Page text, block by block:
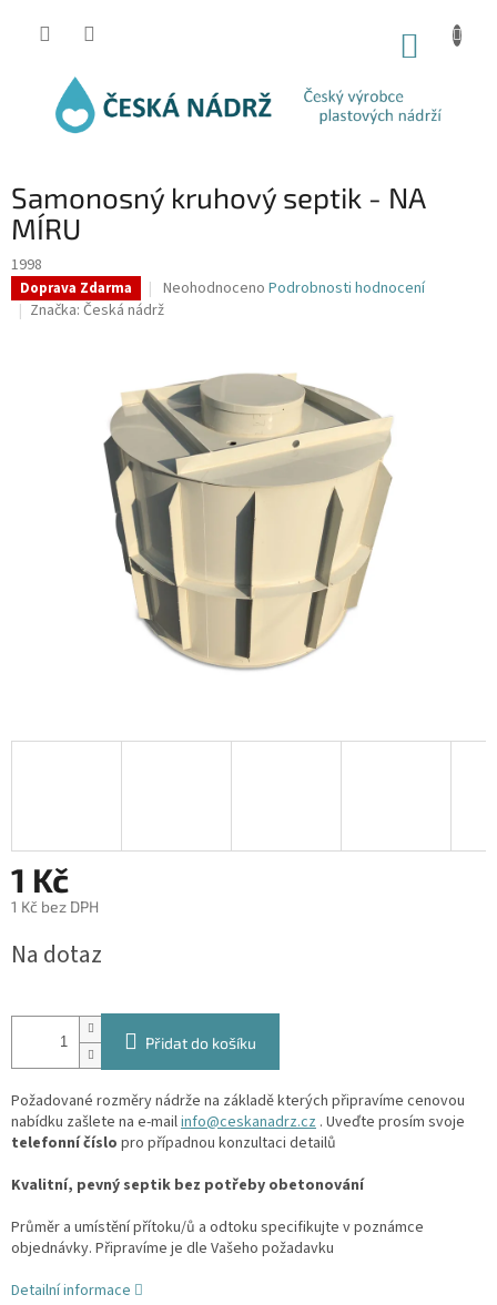
Samonosný kruhový septik - NA
MÍRU
1998
Doprava Zdarma
Průměrné
hodnocení
z
5
hvězdiček.
Neohodnoceno Podrobnosti hodnocení
Značka: Česká nádrž
1 Kč
1 Kč bez DPH
cena:
Na dotaz
Přidat do košíku
Požadované rozměry nádrže na základě kterých připravíme cenovou
nabídku zašlete na e-mailinfo@ceskanadrz.cz . Uveďte prosím svoje
telefonní číslo pro případnou konzultaci detailů
Kvalitní, pevný septik bez potřeby obetonování
Průměr a umístění přítoku/ů a odtoku specifikujte v poznámce
objednávky. Připravíme je dle Vašeho požadavku
Detailní informace